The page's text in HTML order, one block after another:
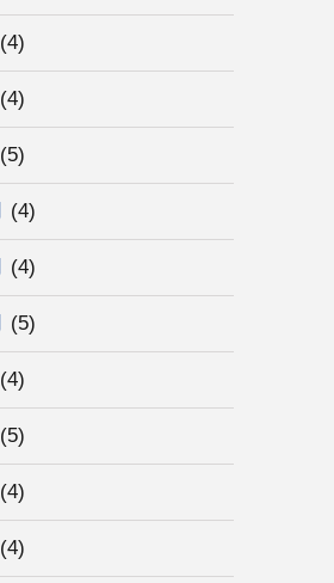
(4)
(4)
(5)
(4)
(4)
(5)
(4)
(5)
(4)
(4)